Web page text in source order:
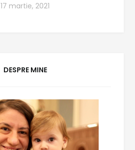
17 martie, 2021
DESPRE MINE